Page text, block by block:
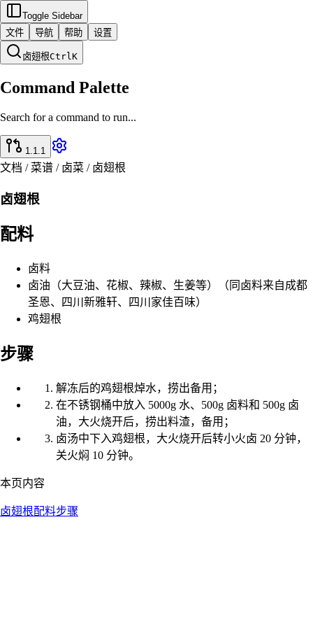
Toggle Sidebar
文件
导航 帮助 设置
卤翅根CtrlK
Command Palette
Search for a command to run...
1.1.1
文档 / 菜谱 / 卤菜 / 卤翅根
卤翅根
配料
卤料
卤油（大豆油、花椒、辣椒、生姜等）（同卤料来自成都
圣恩、四川新雅轩、四川家佳百味）
鸡翅根
步骤
解冻后的鸡翅根焯水，捞出备用；
在不锈钢桶中放入 5000g 水、500g 卤料和 500g 卤
油，大火烧开后，捞出料渣，备用；
卤汤中下入鸡翅根，大火烧开后转小火卤 20 分钟，
关火焖 10 分钟。
本页内容
卤翅根配料步骤